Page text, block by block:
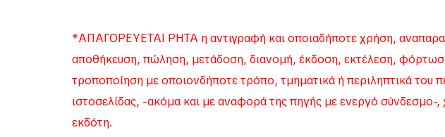
*ΑΠΑΓΟΡΕΥΕΤΑΙ ΡΗΤΑ η αντιγραφή και οποιαδήποτε χρήση,
αποθήκευση, πώληση, μετάδοση, διανομή, έκδοση, εκτέλεση,
τροποποίηση με οποιονδήποτε τρόπο, τμηματικά ή περιληπτικά του
ιστοσελίδας, -ακόμα και με αναφορά της πηγής με ενεργό σύνδεσμο-,
εκδότη.